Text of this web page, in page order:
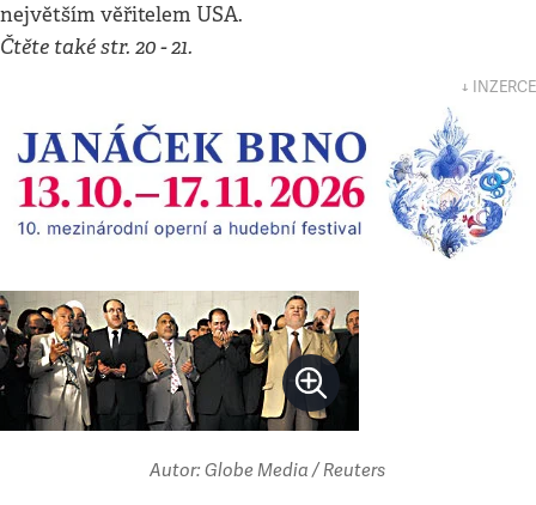
největším věřitelem USA.
Čtěte také str. 20 - 21.
↓ INZERCE
Autor: Globe Media / Reuters